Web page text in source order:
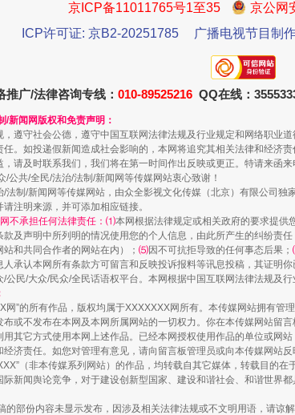
珠宝鉴定乱象
好声名
走近一线检察官
京ICP备11011765号1至35
京公网
ICP许可证: 京B2-20251785
广播电视节目制
推广/法律咨询专线： 010-89525216 QQ在线：
/新闻网版权和免责声明：
遵守社会公德，遵守中国互联网法律法规及行业规定和网络职业
任。如投递假新闻造成社会影响的，本网将追究其相关法律和经济
请及时联系我们，我们将在第一时间作出反映或更正。特请来函
/公共/全民/法治/法制/新闻网等传媒网站衷心致谢！
/法制/新闻网等传媒网站，由众全影视文化传媒（北京）有限公司
注明来源，并可添加相应链接。
不承担任何法律责任：⑴本网根据法律规定或相关政府的要求提供
及声明中所列明的情况使用您的个人信息，由此所产生的纠纷责任
站和共同合作者的网站在内）； ⑸因不可抗拒导致的任何事态后果；
承认本网所有条款方可留言和反映投诉报料等讯息投稿，其证明
公民/大众/民众/全民话语权平台。本网根据中国互联网法律法规及
网”的所有作品，版权均属于XXXXXXX网所有。本传媒网站拥有
布或不发布在本网及本网所属网站的一切权力。你在本传媒网站留
其它方式使用本网上述作品。已经本网授权使用作品的单位或网
济责任。如您对管理有意见，请向留言板管理员或向本传媒网站反
（非本传媒系列网站）的作品，均转载自其它媒体，转载目的
新闻舆论竞争，对于建设创新型国家、建设和谐社会、和谐世界
的部份内容未显示发布，因涉及相关法律法规或不文明用语，请谅